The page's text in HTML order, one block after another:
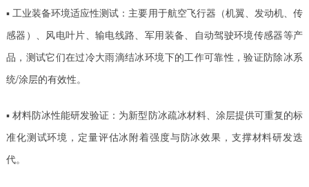
▪ 工业装备环境适应性测试‌：主要用于航空飞行器（机翼、发动机、传
感器）、风电叶片、输电线路、军用装备、自动驾驶环境传感器等产
品，测试它们在过冷大雨滴结冰环境下的工作可靠性，验证防除冰系
统/涂层的有效性。
▪ 材料防冰性能研发验证‌：为新型防冰疏冰材料、涂层提供可重复的标
准化测试环境，定量评估冰附着强度与防冰效果，支撑材料研发迭
代。